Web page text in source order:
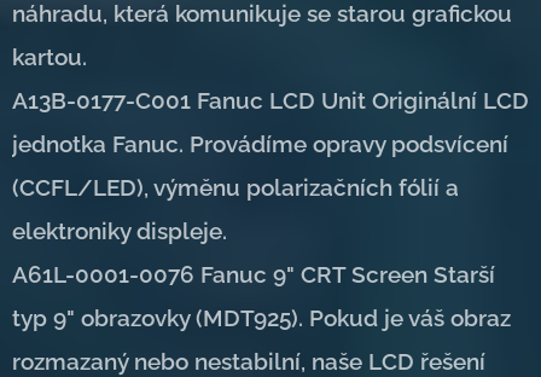
náhradu, která komunikuje se starou grafickou
kartou.
A13B-0177-C001 Fanuc LCD Unit Originální LCD
jednotka Fanuc. Provádíme opravy podsvícení
(CCFL/LED), výměnu polarizačních fólií a
elektroniky displeje.
A61L-0001-0076 Fanuc 9" CRT Screen Starší
typ 9" obrazovky (MDT925). Pokud je váš obraz
rozmazaný nebo nestabilní, naše LCD řešení